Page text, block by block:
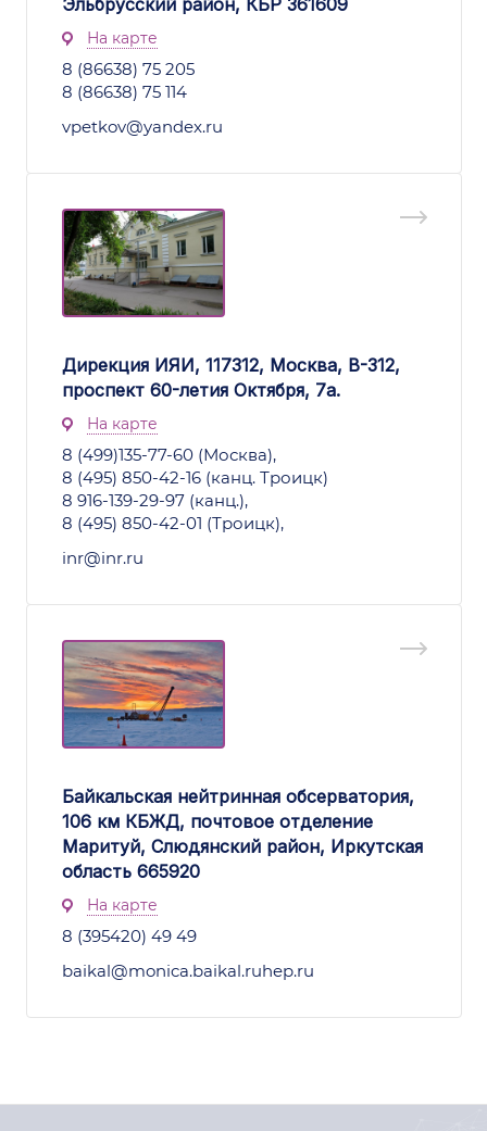
Эльбрусский район, КБР 361609
На карте
8 (86638) 75 205
8 (86638) 75 114
vpetkov@yandex.ru
Дирекция ИЯИ, 117312, Москва, В-312,
проспект 60-летия Октября, 7а.
На карте
8 (499)135-77-60 (Москва),
8 (495) 850-42-16 (канц. Троицк)
8 916-139-29-97 (канц.),
8 (495) 850-42-01 (Троицк),
inr@inr.ru
Байкальская нейтринная обсерватория,
106 км КБЖД, почтовое отделение
Маритуй, Слюдянский район, Иркутская
область 665920
На карте
8 (395420) 49 49
baikal@monica.baikal.ruhep.ru